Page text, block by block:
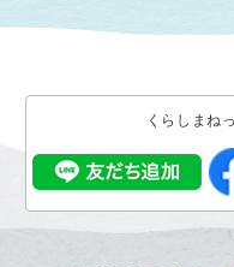
くらしまね